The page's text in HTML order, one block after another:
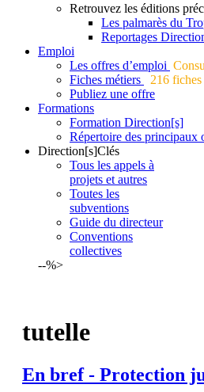
Retrouvez les éditions
Les palmarès du
Reportages
Emploi
Les offres d’emploi
Fiches métiers
216
Publiez une offre
Formations
Formation Direction[s]
Répertoire des principaux
Direction[s]Clés
Tous les appels à
projets et autres
Toutes les
subventions
Guide du directeur
Conventions
collectives
--%>
tutelle
En bref - Protection